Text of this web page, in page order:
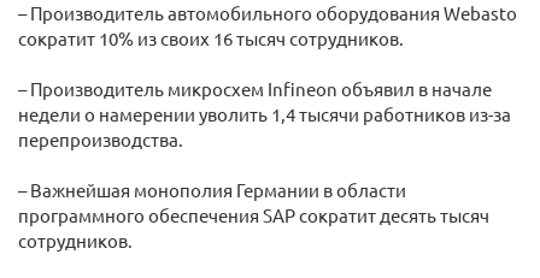
– Производитель автомобильного оборудования Webasto
сократит 10% из своих 16 тысяч сотрудников.
– Производитель микросхем Infineon объявил в начале
недели о намерении уволить 1,4 тысячи работников из-за
перепроизводства.
– Важнейшая монополия Германии в области
программного обеспечения SAP сократит десять тысяч
сотрудников.